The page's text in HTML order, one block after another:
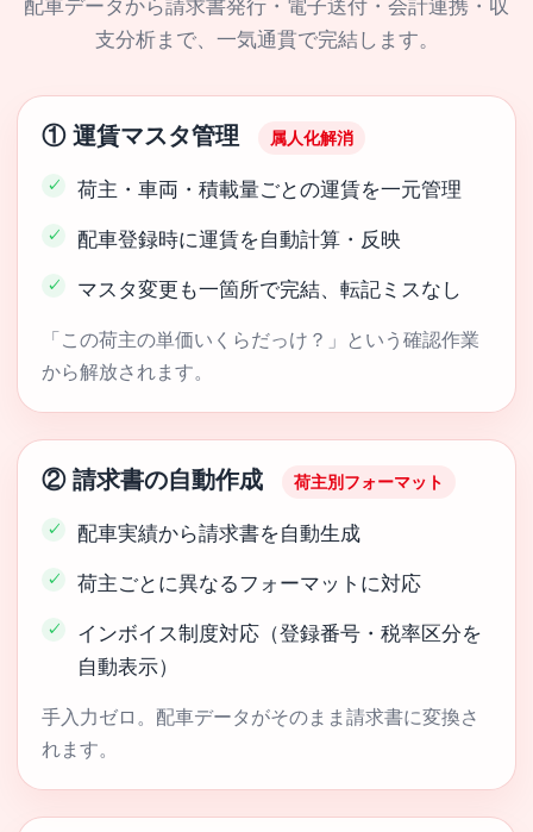
配車データから請求書発行・電子送付・会計連携・収
支分析まで、一気通貫で完結します。
① 運賃マスタ管理 属人化解消
荷主・車両・積載量ごとの運賃を一元管理
配車登録時に運賃を自動計算・反映
マスタ変更も一箇所で完結、転記ミスなし
「この荷主の単価いくらだっけ？」という確認作業
から解放されます。
② 請求書の自動作成 荷主別フォーマット
配車実績から請求書を自動生成
荷主ごとに異なるフォーマットに対応
インボイス制度対応（登録番号・税率区分を
自動表示）
手入力ゼロ。配車データがそのまま請求書に変換さ
れます。